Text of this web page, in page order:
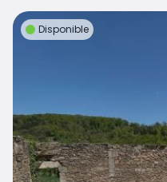
Disponible